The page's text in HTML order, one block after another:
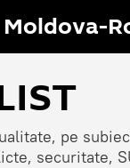
Moldova-
pe
securitate,